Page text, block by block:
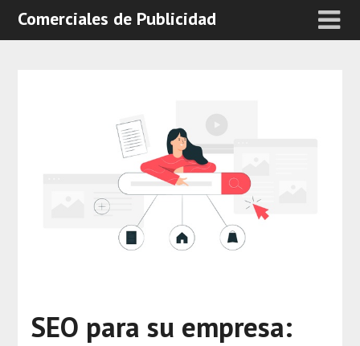
Comerciales de Publicidad
SEO para su empresa: